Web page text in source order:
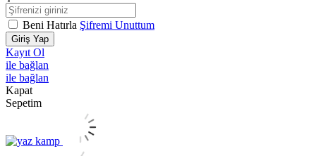
Beni Hatırla Şifremi Unuttum
Giriş Yap
Kayıt Ol
ile bağlan
ile bağlan
Kapat
Sepetim